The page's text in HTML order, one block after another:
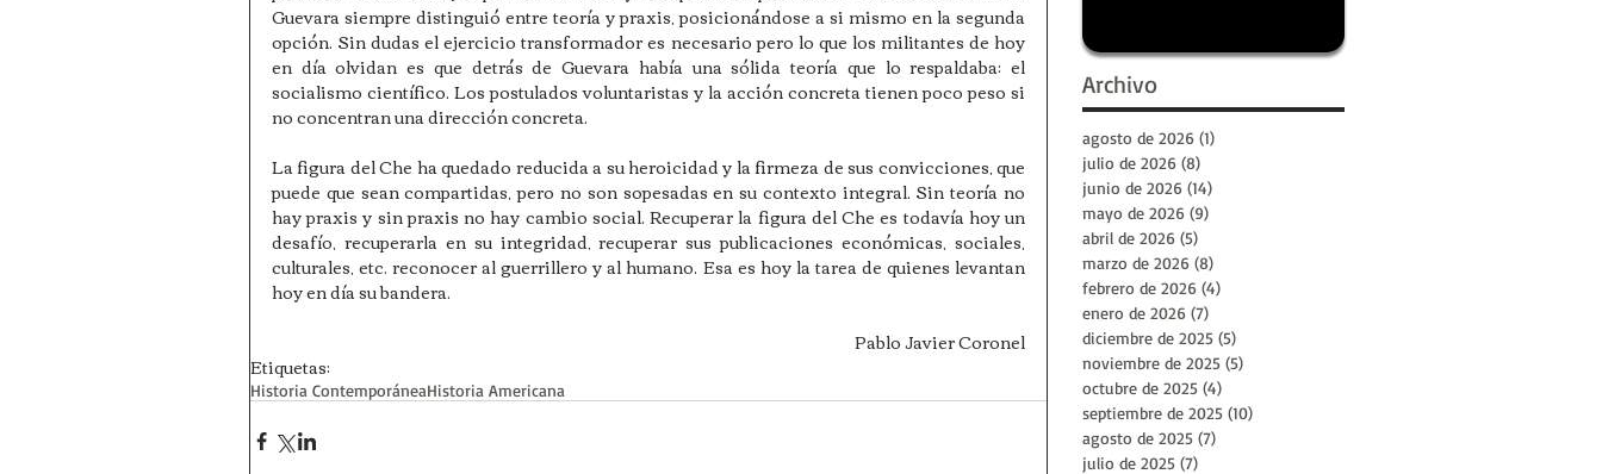
Guevara siempre distinguió entre teoría y praxis, posicionándose a si mismo en la segunda
opción. Sin dudas el ejercicio transformador es necesario pero lo que los militantes de hoy
en día olvidan es que detrás de Guevara había una sólida teoría que lo respaldaba: el
socialismo científico. Los postulados voluntaristas y la acción concreta tienen poco peso si
no concentran una dirección concreta.
La figura del Che ha quedado reducida a su heroicidad y la firmeza de sus convicciones, que
puede que sean compartidas, pero no son sopesadas en su contexto integral. Sin teoría no
hay praxis y sin praxis no hay cambio social. Recuperar la figura del Che es todavía hoy un
desafío, recuperarla en su integridad, recuperar sus publicaciones económicas, sociales,
culturales, etc. reconocer al guerrillero y al humano. Esa es hoy la tarea de quienes levantan
hoy en día su bandera.
Pablo Javier Coronel
Etiquetas:
Historia ContemporáneaHistoria Americana
Archivo
agosto de 2026 (1)
julio de 2026 (8)
junio de 2026 (14)
mayo de 2026 (9)
abril de 2026 (5)
marzo de 2026 (8)
febrero de 2026 (4)
enero de 2026 (7)
diciembre de 2025 (5)
noviembre de 2025 (5)
octubre de 2025 (4)
septiembre de 2025 (10)
agosto de 2025 (7)
julio de 2025 (7)